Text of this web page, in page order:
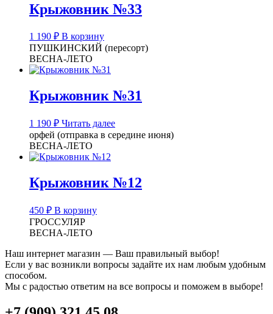
Крыжовник №33
1 190 ₽ В корзину
ПУШКИНСКИЙ (пересорт)
ВЕСНА-ЛЕТО
Крыжовник №31
1 190 ₽ Читать далее
орфей (отправка в середине июня)
ВЕСНА-ЛЕТО
Крыжовник №12
450 ₽ В корзину
ГРОССУЛЯР
ВЕСНА-ЛЕТО
Наш интернет магазин — Ваш правильный выбор!
Если у вас возникли вопросы задайте их нам любым удобным
способом.
Мы с радостью ответим на все вопросы и поможем в выборе!